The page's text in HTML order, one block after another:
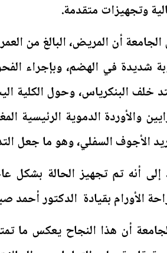
وتجهيزات متقدمة.
شديدة في الهضم، وبإجراء
البنكرياس، وحول الكلية
والأوردة الدموية الرئيسية
الأجوف السفلي، وهو ما جعل
إلى أنه تم تجهيز الحالة بشكل
الأورام بقيادة الدكتور أحمد
أن هذا النجاح يعكس ما